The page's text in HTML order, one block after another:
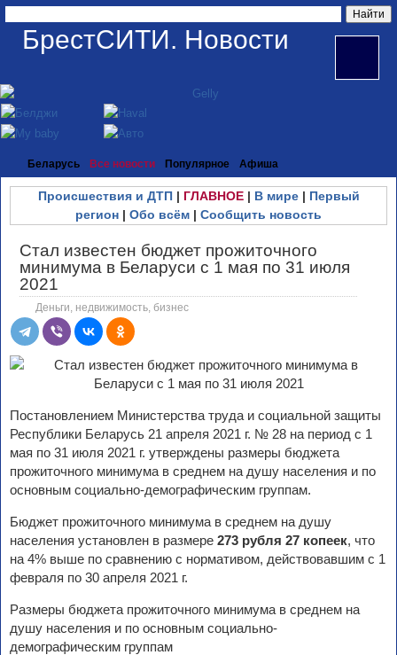
БрестСИТИ. Новости
Беларусь Все новости Популярное Афиша
Происшествия и ДТП| ГЛАВНОЕ| В мире| Первый
регион | Обо всём | Сообщить новость
Стал известен бюджет прожиточного
минимума в Беларуси с 1 мая по 31 июля
2021
Деньги, недвижимость, бизнес
Постановлением Министерства труда и социальной защиты
Республики Беларусь 21 апреля 2021 г. № 28 на период с 1
мая по 31 июля 2021 г. утверждены размеры бюджета
прожиточного минимума в среднем на душу населения и по
основным социально-демографическим группам.
Бюджет прожиточного минимума в среднем на душу
населения установлен в размере 273 рубля 27 копеек, что
на 4% выше по сравнению с нормативом, действовавшим с 1
февраля по 30 апреля 2021 г.
Размеры бюджета прожиточного минимума в среднем на
душу населения и по основным социально-
демографическим группам